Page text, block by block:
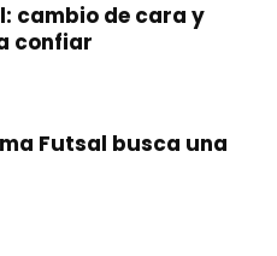
cambio de cara y
confiar
Futsal busca una